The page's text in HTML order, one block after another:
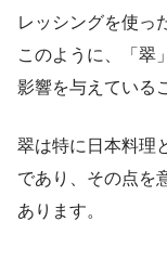
レッシングを使っ
このように、「翠
影響を与えている
翠は特に日本料理
であり、その点を
あります。